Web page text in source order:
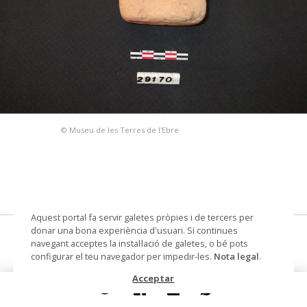
© Museu de les Terres de l'Ebre
L'Assut, 2007
pondus
Aquest portal fa servir galetes pròpies i de tercers per
donar una bona experiència d'usuari. Si continues
navegant acceptes la instal·lació de galetes, o bé pots
configurar el teu navegador per impedir-les. Nota legal.
Acceptar